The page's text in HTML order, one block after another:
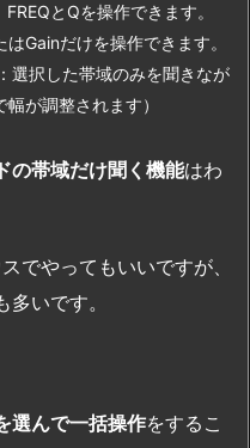
とQを操作できます。
Gainだけを操作できます。
選択した帯域のみを聞きなが
が調整されます）
の帯域だけ聞く機能はわ
でやってもいいですが、
多いです。
選んで一括操作をするこ